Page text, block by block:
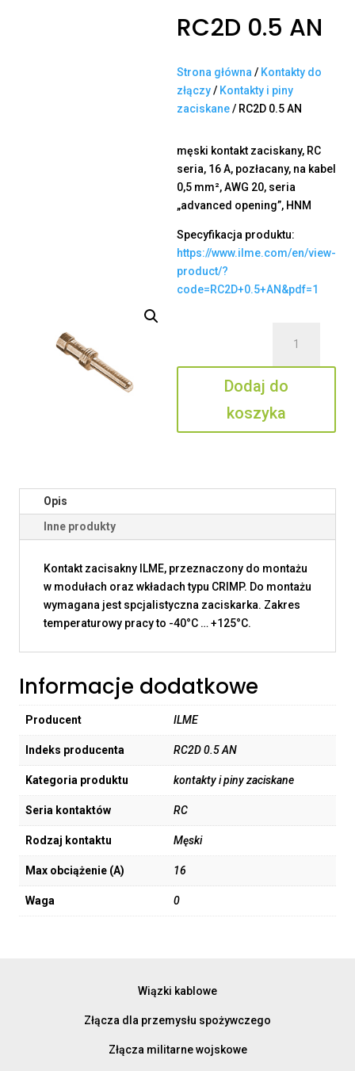
RC2D 0.5 AN
Strona główna / Kontakty do
złączy/ Kontakty i piny
zaciskane/ RC2D 0.5 AN
męski kontakt zaciskany, RC
seria, 16 A, pozłacany, na kabel
0,5 mm², AWG 20, seria
„advanced opening”, HNM
Specyfikacja produktu:
https://www.ilme.com/en/view-
product/?
code=RC2D+0.5+AN&pdf=1
RC2D
0.5
AN
Dodaj do
koszyka
Opis
Inne produkty
Kontakt zacisakny ILME, przeznaczony do montażu
w modułach oraz wkładach typu CRIMP. Do montażu
wymagana jest spcjalistyczna zaciskarka. Zakres
temperaturowy pracy to -40°C … +125°C.
Informacje dodatkowe
Producent ILME
Indeks producenta RC2D 0.5 AN
Kategoria produktu kontakty i piny zaciskane
Seria kontaktów RC
Rodzaj kontaktu Męski
Max obciążenie (A) 16
Waga 0
Wiązki kablowe
Złącza dla przemysłu spożywczego
Złącza militarne wojskowe